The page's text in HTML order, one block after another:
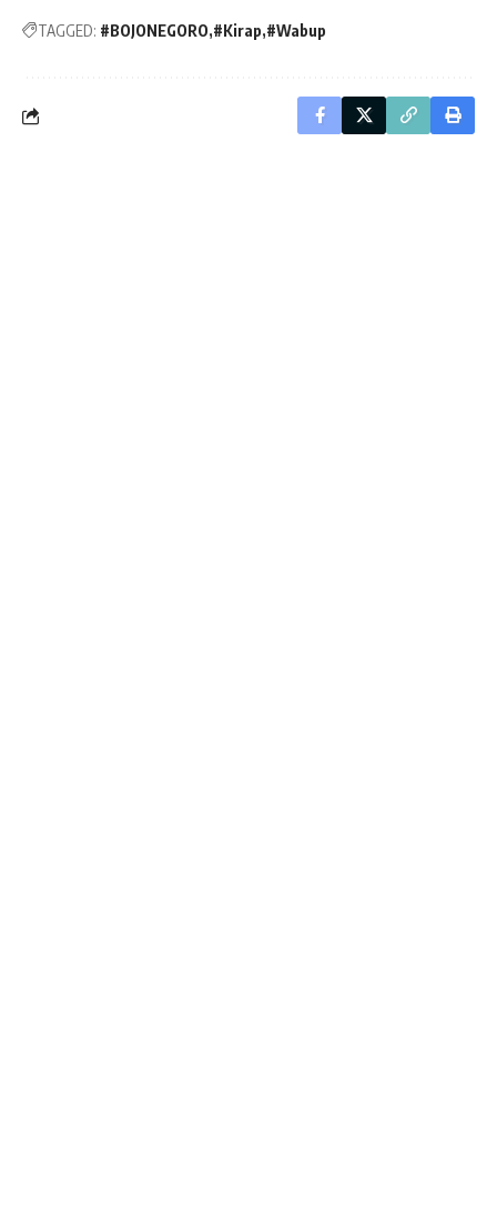
TAGGED: #BOJONEGORO #Kirap #Wabup